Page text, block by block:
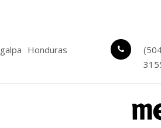
Honduras